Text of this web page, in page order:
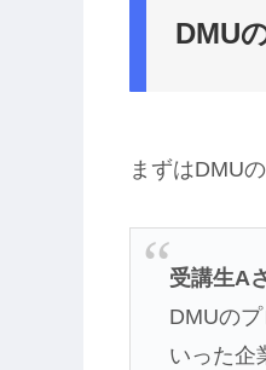
DMU
まずはDMU
受講生A
DMUの
いった企